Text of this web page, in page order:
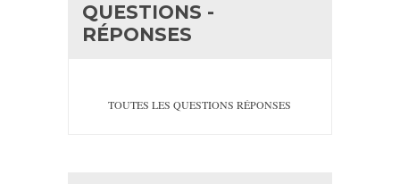
QUESTIONS -
RÉPONSES
TOUTES LES QUESTIONS RÉPONSES